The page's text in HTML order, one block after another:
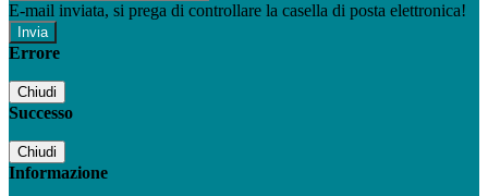
E-mail inviata, si prega di controllare la casella di posta elettronica!
Errore
Chiudi
Successo
Chiudi
Informazione